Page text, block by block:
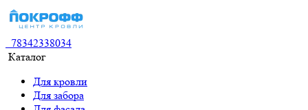
78342338034
Каталог
Для кровли
Для забора